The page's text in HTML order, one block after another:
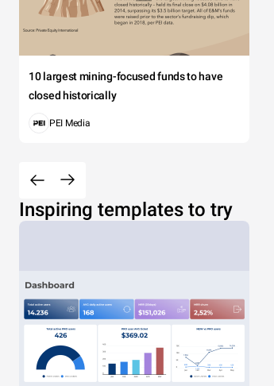
10 largest mining-focused funds to have
closed historically
PEI Media
Inspiring templates to try